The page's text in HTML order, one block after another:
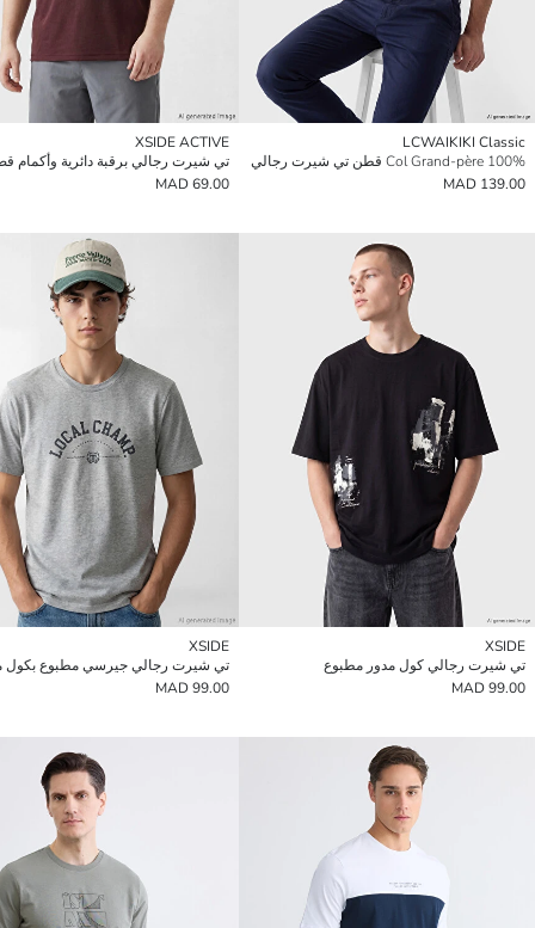
LCWAIKIKI Classic
Col Grand-père 100% قطن تي شيرت رجالي
139.00 MAD
XSIDE ACTIVE
تي شيرت رجالي برقبة دائرية وأكمام
69.00 MAD
XSIDE
تي شيرت رجالي كول مدور مطبوع
99.00 MAD
XSIDE
تي شيرت رجالي جيرسي مطبوع بكول
99.00 MAD